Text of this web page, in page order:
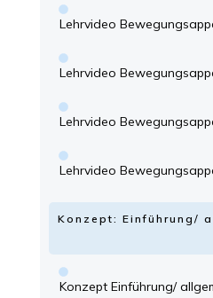
Lehrvideo
Lehrvideo
Lehrvideo
Lehrvideo
Konzept: Einführung/
Konzept Einführung/